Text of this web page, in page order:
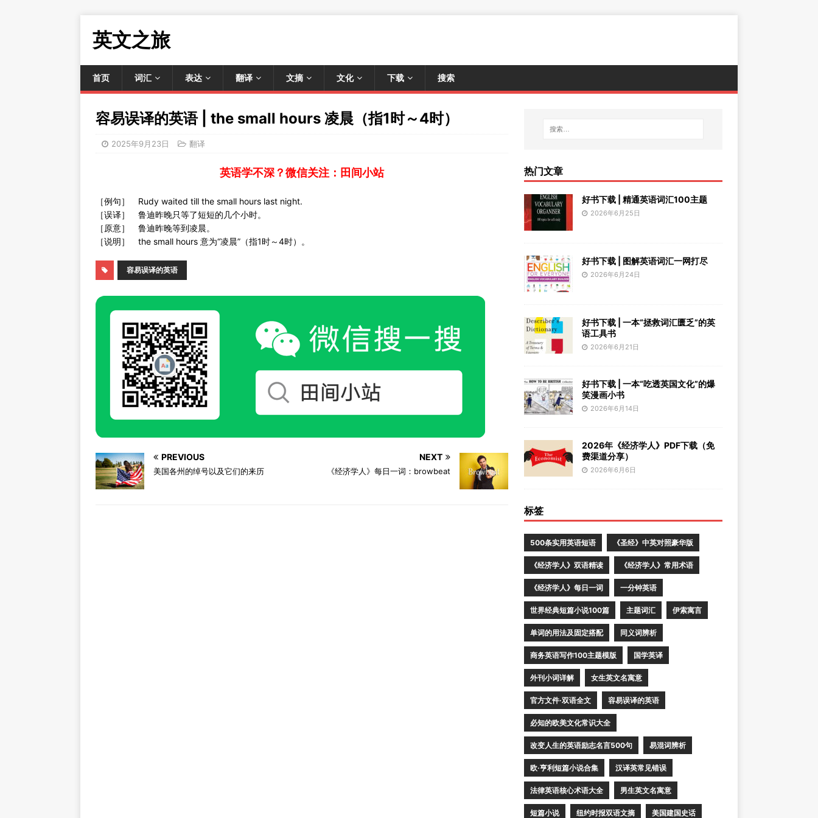
英文之旅
首页 词汇 表达 翻译 文摘 文化 下载 搜索
容易误译的英语 | the small hours 凌晨（指1时～4时）
2025年9月23日 翻译
英语学不深？微信关注：田间小站
［例句］ Rudy waited till the small hours last night.
［误译］ 鲁迪昨晚只等了短短的几个小时。
［原意］ 鲁迪昨晚等到凌晨。
［说明］ the small hours 意为“凌晨”（指1时～4时）。
容易误译的英语
PREVIOUS
美国各州的绰号以及它们的来历
NEXT
《经济学人》每日一词：browbeat
热门文章
好书下载 | 精通英语词汇100主题
2026年6月25日
好书下载 | 图解英语词汇一网打尽
2026年6月24日
好书下载 | 一本“拯救词汇匮乏”的英
语工具书
2026年6月21日
好书下载 | 一本“吃透英国文化”的爆
笑漫画小书
2026年6月14日
2026年《经济学人》PDF下载（免
费渠道分享）
2026年6月6日
标签
500条实用英语短语 《圣经》中英对照豪华版
《经济学人》双语精读 《经济学人》常用术语
《经济学人》每日一词 一分钟英语
世界经典短篇小说100篇 主题词汇 伊索寓言
单词的用法及固定搭配 同义词辨析
商务英语写作100主题模版 国学英译
外刊小词详解 女生英文名寓意
官方文件·双语全文 容易误译的英语
必知的欧美文化常识大全
改变人生的英语励志名言500句 易混词辨析
欧·亨利短篇小说合集 汉译英常见错误
法律英语核心术语大全 男生英文名寓意
短篇小说 纽约时报双语文摘 美国建国史话